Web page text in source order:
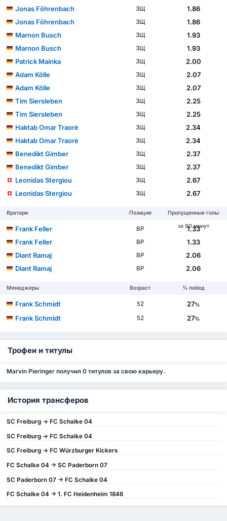
Jonas Föhrenbach
ЗЩ
1.86
Jonas Föhrenbach
ЗЩ
1.86
Marnon Busch
ЗЩ
1.93
Marnon Busch
ЗЩ
1.93
Patrick Mainka
ЗЩ
2.00
Adam Kölle
ЗЩ
2.07
Adam Kölle
ЗЩ
2.07
Tim Siersleben
ЗЩ
2.25
Tim Siersleben
ЗЩ
2.25
Haktab Omar Traorè
ЗЩ
2.34
Haktab Omar Traorè
ЗЩ
2.34
Benedikt Gimber
ЗЩ
2.37
Benedikt Gimber
ЗЩ
2.37
Leonidas Stergiou
ЗЩ
2.67
Leonidas Stergiou
ЗЩ 2.67
Вратари Позиция
Пропущенные голы
за 90 минут
Frank Feller ВР
1.33
Frank Feller
ВР
1.33
Diant Ramaj
ВР
2.06
Diant Ramaj
ВР 2.06
Менеджеры Возраст % побед
Frank Schmidt 52 27%
Frank Schmidt 52 27%
Трофеи и титулы
Marvin Pieringer получил 0 титулов за свою карьеру.
История трансферов
SC Freiburg -> FC Schalke 04
SC Freiburg -> FC Schalke 04
SC Freiburg -> FC Würzburger Kickers
FC Schalke 04 -> SC Paderborn 07
SC Paderborn 07 -> FC Schalke 04
FC Schalke 04 -> 1. FC Heidenheim 1846